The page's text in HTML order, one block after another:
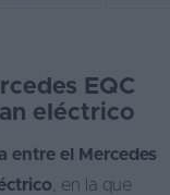
EQC
eléctrico
entre el Mercedes
, en la que